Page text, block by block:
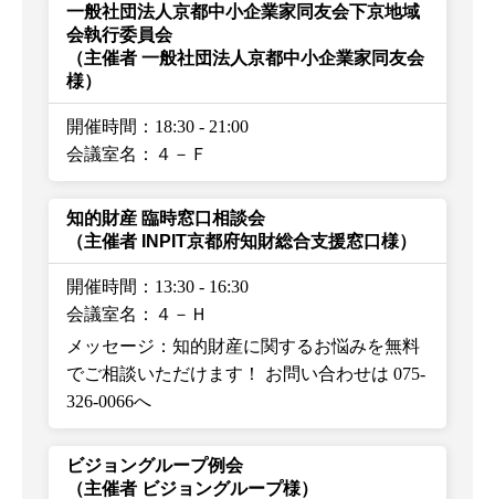
一般社団法人京都中小企業家同友会下京地域
会執行委員会
（主催者 一般社団法人京都中小企業家同友会
様）
開催時間：18:30 - 21:00
会議室名：４－Ｆ
知的財産 臨時窓口相談会
（主催者 INPIT京都府知財総合支援窓口様）
開催時間：13:30 - 16:30
会議室名：４－Ｈ
メッセージ：知的財産に関するお悩みを無料
でご相談いただけます！ お問い合わせは 075-
326-0066へ
ビジョングループ例会
（主催者 ビジョングループ様）